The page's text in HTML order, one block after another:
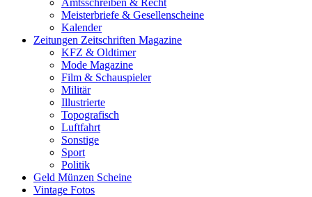
Amtsschreiben & Recht
Meisterbriefe & Gesellenscheine
Kalender
Zeitungen Zeitschriften Magazine
KFZ & Oldtimer
Mode Magazine
Film & Schauspieler
Militär
Illustrierte
Topografisch
Luftfahrt
Sonstige
Sport
Politik
Geld Münzen Scheine
Vintage Fotos